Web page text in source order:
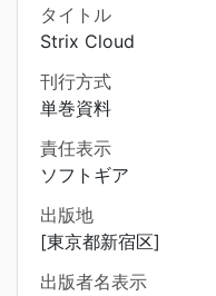
タイトル
Strix Cloud
刊行方式
単巻資料
責任表示
ソフトギア
出版地
[東京都新宿区]
出版者名表示